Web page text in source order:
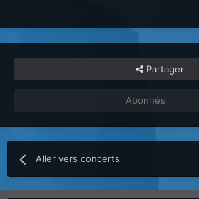
Partager
Abonnés
Aller vers concerts